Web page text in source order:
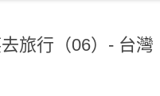
旅行（06）- 台灣